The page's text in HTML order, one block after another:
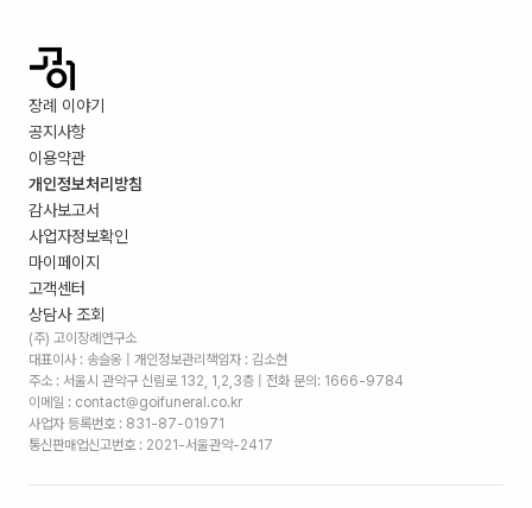
장례 이야기
공지사항
이용약관
개인정보처리방침
감사보고서
사업자정보확인
마이페이지
고객센터
상담사 조회
(주) 고이장례연구소
대표이사 : 송슬옹 | 개인정보관리책임자 : 김소현
주소 : 서울시 관악구 신림로 132, 1,2,3층 | 전화 문의: 1666-9784
이메일 : contact@goifuneral.co.kr
사업자 등록번호 : 831-87-01971
통신판매업신고번호 : 2021-서울관악-2417